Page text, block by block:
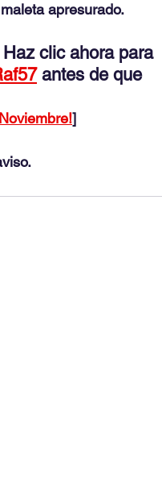
apresurado.
clic ahora para
antes de que
]